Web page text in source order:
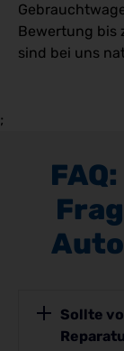
Bewertung bis
sind bei uns
;
Sollte